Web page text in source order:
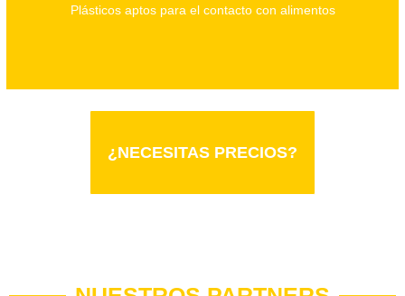
Plásticos aptos para el contacto con alimentos
¿NECESITAS PRECIOS?
¿NECESITAS PRECIOS?